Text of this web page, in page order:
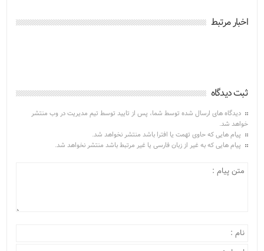
اخبار مرتبط
ثبت دیدگاه
دیدگاه های ارسال شده توسط شما، پس از تایید توسط تیم مدیریت در وب منتشر
خواهد شد.
پیام هایی که حاوی تهمت یا افترا باشد منتشر نخواهد شد.
پیام هایی که به غیر از زبان فارسی یا غیر مرتبط باشد منتشر نخواهد شد.